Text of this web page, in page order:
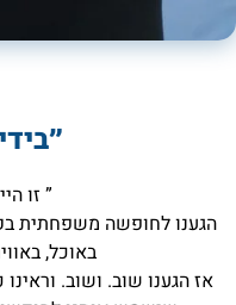
” זו
הגענו לחופשה משפחתית
באוכל,
אז הגענו שוב. ושוב.